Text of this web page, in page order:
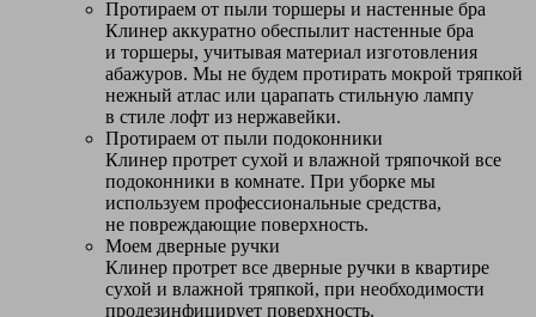
Протираем от пыли торшеры и настенные бра
Клинер аккуратно обеспылит настенные бра
и торшеры, учитывая материал изготовления
абажуров. Мы не будем протирать мокрой тряпкой
нежный атлас или царапать стильную лампу
в стиле лофт из нержавейки.
Протираем от пыли подоконники
Клинер протрет сухой и влажной тряпочкой все
подоконники в комнате. При уборке мы
используем профессиональные средства,
не повреждающие поверхность.
Моем дверные ручки
Клинер протрет все дверные ручки в квартире
сухой и влажной тряпкой, при необходимости
продезинфицирует поверхность.